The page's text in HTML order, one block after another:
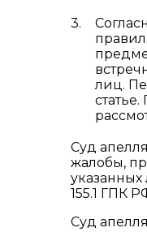
лиц.
Суд
жалобы,
155.1 ГПК
Суд